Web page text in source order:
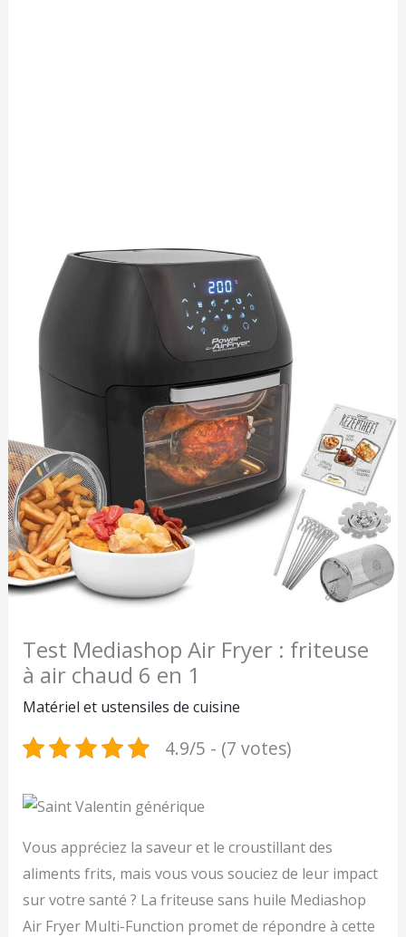
Test Mediashop Air Fryer : friteuse
à air chaud 6 en 1
Matériel et ustensiles de cuisine
4.9/5 - (7 votes)
Vous appréciez la saveur et le croustillant des
aliments frits, mais vous vous souciez de leur impact
sur votre santé ? La friteuse sans huile Mediashop
Air Fryer Multi-Function promet de répondre à cette